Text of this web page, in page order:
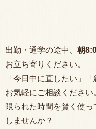
出勤・通学の途中、 朝
お立ち寄りください。
「今日中に直したい」
お気軽にご相談ください
限られた時間を賢く使
しませんか？